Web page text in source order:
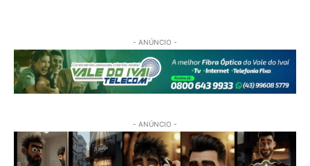
- ANÚNCIO -
- ANÚNCIO -